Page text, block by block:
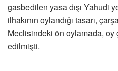
gasbedilen yasa dışı Yahudi
ilhakının oylandığı tasarı,
Meclisindeki ön oylamada,
edilmişti.